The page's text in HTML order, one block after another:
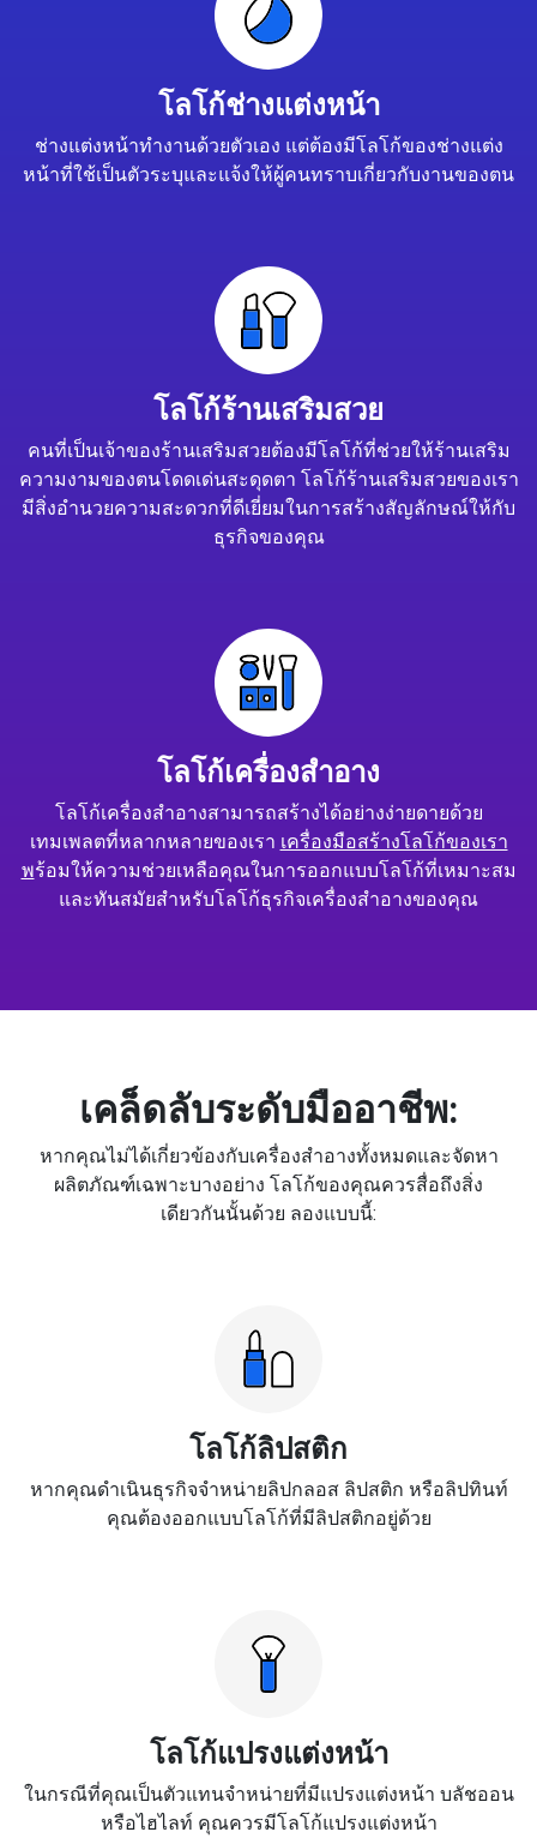
โลโก้ช่างแต่งหน้า
ช่างแต่งหน้าทำงานด้วยตัวเอง แต่ต้องมีโลโก้ของช่างแต่ง
หน้าที่ใช้เป็นตัวระบุและแจ้งให้ผู้คนทราบเกี่ยวกับงานของตน
โลโก้ร้านเสริมสวย
คนที่เป็นเจ้าของร้านเสริมสวยต้องมีโลโก้ที่ช่วยให้ร้านเสริม
ความงามของตนโดดเด่นสะดุดตา โลโก้ร้านเสริมสวยของเรา
มีสิ่งอำนวยความสะดวกที่ดีเยี่ยมในการสร้างสัญลักษณ์ให้กับ
ธุรกิจของคุณ
โลโก้เครื่องสำอาง
โลโก้เครื่องสำอางสามารถสร้างได้อย่างง่ายดายด้วย
เทมเพลตที่หลากหลายของเรา เครื่องมือสร้างโลโก้ของเรา
พร้อมให้ความช่วยเหลือคุณในการออกแบบโลโก้ที่เหมาะสม
และทันสมัยสำหรับโลโก้ธุรกิจเครื่องสำอางของคุณ
เคล็ดลับระดับมืออาชีพ:
หากคุณไม่ได้เกี่ยวข้องกับเครื่องสำอางทั้งหมดและจัดหา
ผลิตภัณฑ์เฉพาะบางอย่าง โลโก้ของคุณควรสื่อถึงสิ่ง
เดียวกันนั้นด้วย ลองแบบนี้:
โลโก้ลิปสติก
หากคุณดำเนินธุรกิจจำหน่ายลิปกลอส ลิปสติก หรือลิปทินท์
คุณต้องออกแบบโลโก้ที่มีลิปสติกอยู่ด้วย
โลโก้แปรงแต่งหน้า
ในกรณีที่คุณเป็นตัวแทนจำหน่ายที่มีแปรงแต่งหน้า บลัชออน
หรือไฮไลท์ คุณควรมีโลโก้แปรงแต่งหน้า